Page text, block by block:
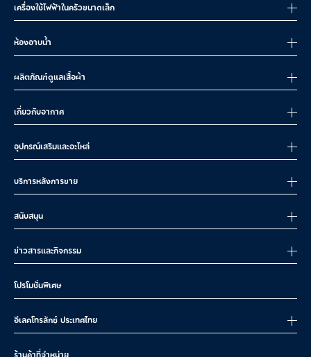
เครื่องใช้ไฟฟ้าในครัวขนาดเล็ก
ห้องอาบน้ำ
ผลิตภัณฑ์ดูแลเสื้อผ้า
เกี่ยวกับอากาศ
อุปกรณ์เสริมและอะไหล่
บริการหลังการขาย
สนับสนุน
ข่าวสารและกิจกรรม
โปรโมชั่นพิเศษ
อีเลคโทรลักซ์ ประเทศไทย